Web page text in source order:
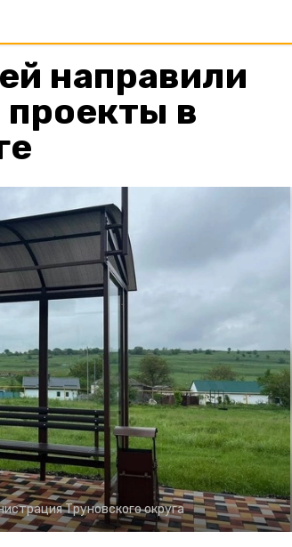
направили
в
Труновского округа